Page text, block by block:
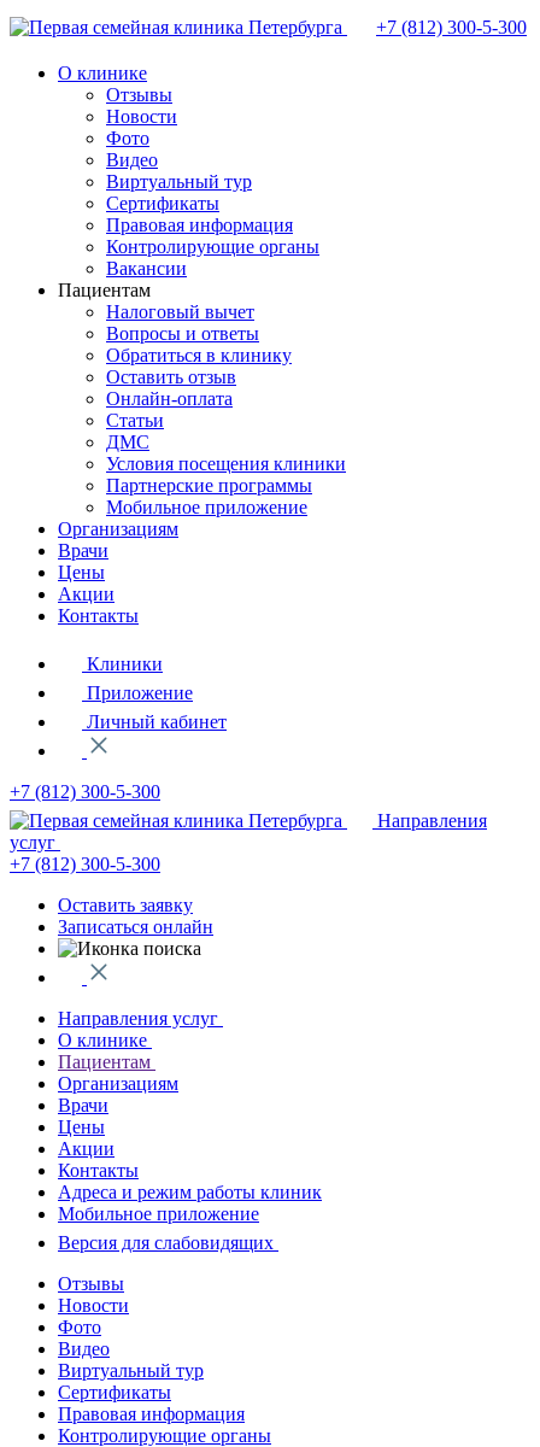
+7 (812) 300-5-300
О клинике
Отзывы
Новости
Фото
Видео
Виртуальный тур
Сертификаты
Правовая информация
Контролирующие органы
Вакансии
Пациентам
Налоговый вычет
Вопросы и ответы
Обратиться в клинику
Оставить отзыв
Онлайн-оплата
Статьи
ДМС
Условия посещения клиники
Партнерские программы
Мобильное приложение
Организациям
Врачи
Цены
Акции
Контакты
Клиники
Приложение
Личный кабинет
+7 (812) 300-5-300
Направления
услуг
+7 (812) 300-5-300
Оставить заявку
Записаться онлайн
Направления услуг
О клинике
Пациентам
Организациям
Врачи
Цены
Акции
Контакты
Адреса и режим работы клиник
Мобильное приложение
Версия для слабовидящих
Отзывы
Новости
Фото
Видео
Виртуальный тур
Сертификаты
Правовая информация
Контролирующие органы